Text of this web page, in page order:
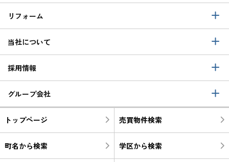
リフォーム
当社について
採用情報
グループ会社
トップページ 売買物件検索
町名から検索 学区から検索